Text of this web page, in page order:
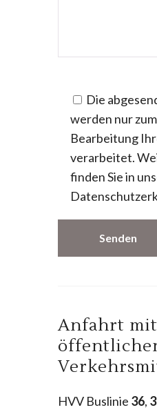
Die
werden nur
Bearbeitung
verarbeitet.
finden Sie in
Anfahrt mit
HVV Buslinie 36,